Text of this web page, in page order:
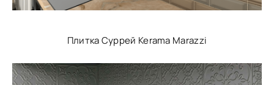
Плитка Суррей Kerama Marazzi